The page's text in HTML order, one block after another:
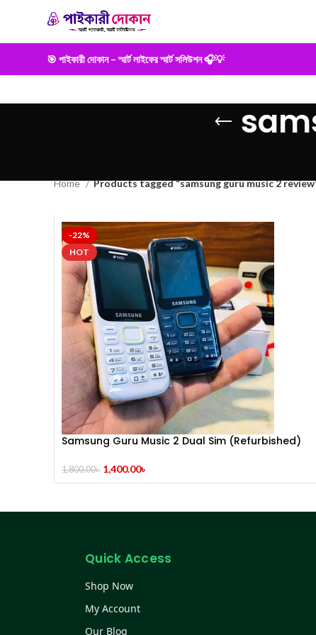
🎯 পাইকারী দোকান – স্মার্ট লাইফের স্মার্ট সলিউশন 🎧💡
Home
Products tagged “samsung guru music 2
-22%
HOT
Samsung Guru Music 2 Dual Sim (Refurbished)
1,800.00৳ 1,400.00৳
Quick Access
Shop Now
My Account
Our Blog